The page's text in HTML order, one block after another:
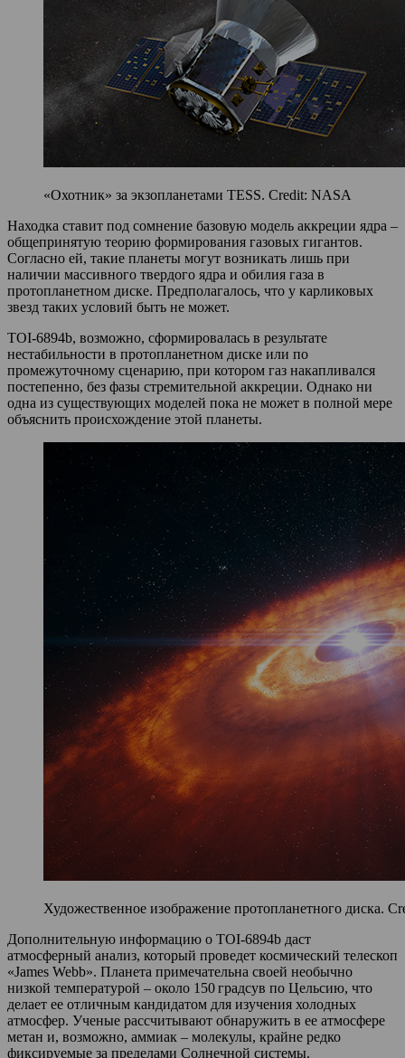
«Охотник» за экзопланетами TESS. Credit: NASA
Находка ставит под сомнение базовую модель аккреции ядра –
общепринятую теорию формирования газовых гигантов.
Согласно ей, такие планеты могут возникать лишь при
наличии массивного твердого ядра и обилия газа в
протопланетном диске. Предполагалось, что у карликовых
звезд таких условий быть не может.
TOI-6894b, возможно, сформировалась в результате
нестабильности в протопланетном диске или по
промежуточному сценарию, при котором газ накапливался
постепенно, без фазы стремительной аккреции. Однако ни
одна из существующих моделей пока не может в полной мере
объяснить происхождение этой планеты.
Художественное изображение протопланетного диска.
Дополнительную информацию о TOI-6894b даст
атмосферный анализ, который проведет космический телескоп
«James Webb». Планета примечательна своей необычно
низкой температурой – около 150 градсув по Цельсию, что
делает ее отличным кандидатом для изучения холодных
атмосфер. Ученые рассчитывают обнаружить в ее атмосфере
метан и, возможно, аммиак – молекулы, крайне редко
фиксируемые за пределами Солнечной системы.